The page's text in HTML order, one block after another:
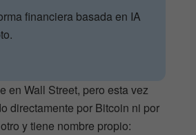
financiera basada en IA
en Wall Street, pero esta vez
directamente por Bitcoin ni por
y tiene nombre propio: